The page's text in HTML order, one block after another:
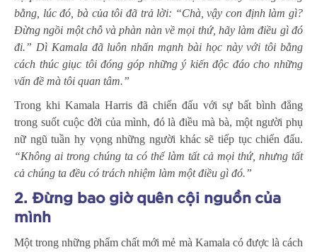
bằng, lúc đó, bà của tôi đã trả lời: “Chà, vậy con định làm gì?
Đừng ngồi một chỗ và phàn nàn về mọi thứ, hãy làm điều gì đó
đi.” Dì Kamala đã luôn nhấn mạnh bài học này với tôi bằng
cách thúc giục tôi đóng góp những ý kiến độc đáo cho những
vấn đề mà tôi quan tâm.”
Trong khi Kamala Harris đã chiến đấu với sự bất bình đẳng
trong suốt cuộc đời của mình, đó là điều mà bà, một người phụ
nữ ngũ tuần hy vọng những người khác sẽ tiếp tục chiến đấu.
“Không ai trong chúng ta có thể làm tất cả mọi thứ, nhưng tất
cả chúng ta đều có trách nhiệm làm một điều gì đó.”
2. Đừng bao giờ quên cội nguồn của
mình
Một trong những phẩm chất mới mẻ mà Kamala có được là cách